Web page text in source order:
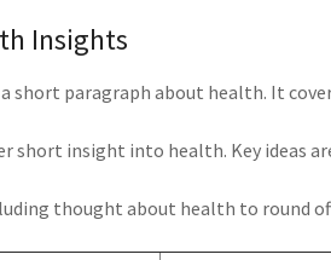
Insights
a short paragraph about health. It
short insight into health. Key ideas
thought about health to round